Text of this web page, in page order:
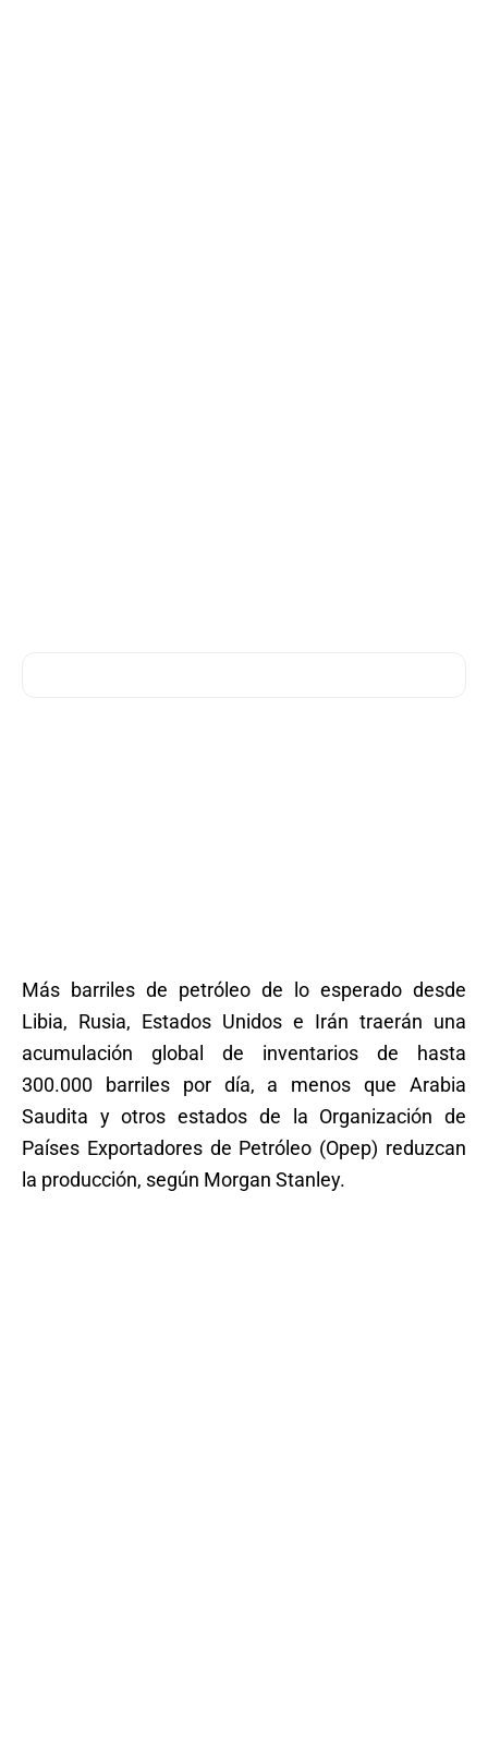
Más barriles de petróleo de lo esperado desde
Libia, Rusia, Estados Unidos e Irán traerán una
acumulación global de inventarios de hasta
300.000 barriles por día, a menos que Arabia
Saudita y otros estados de la Organización de
Países Exportadores de Petróleo (Opep) reduzcan
la producción, según Morgan Stanley.